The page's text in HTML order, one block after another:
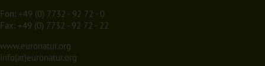
Fon: +49 (0) 7732 - 92 72 - 0
Fax: +49 (0) 7732 - 92 72 - 22
www.euronatur.org
info(at)euronatur.org